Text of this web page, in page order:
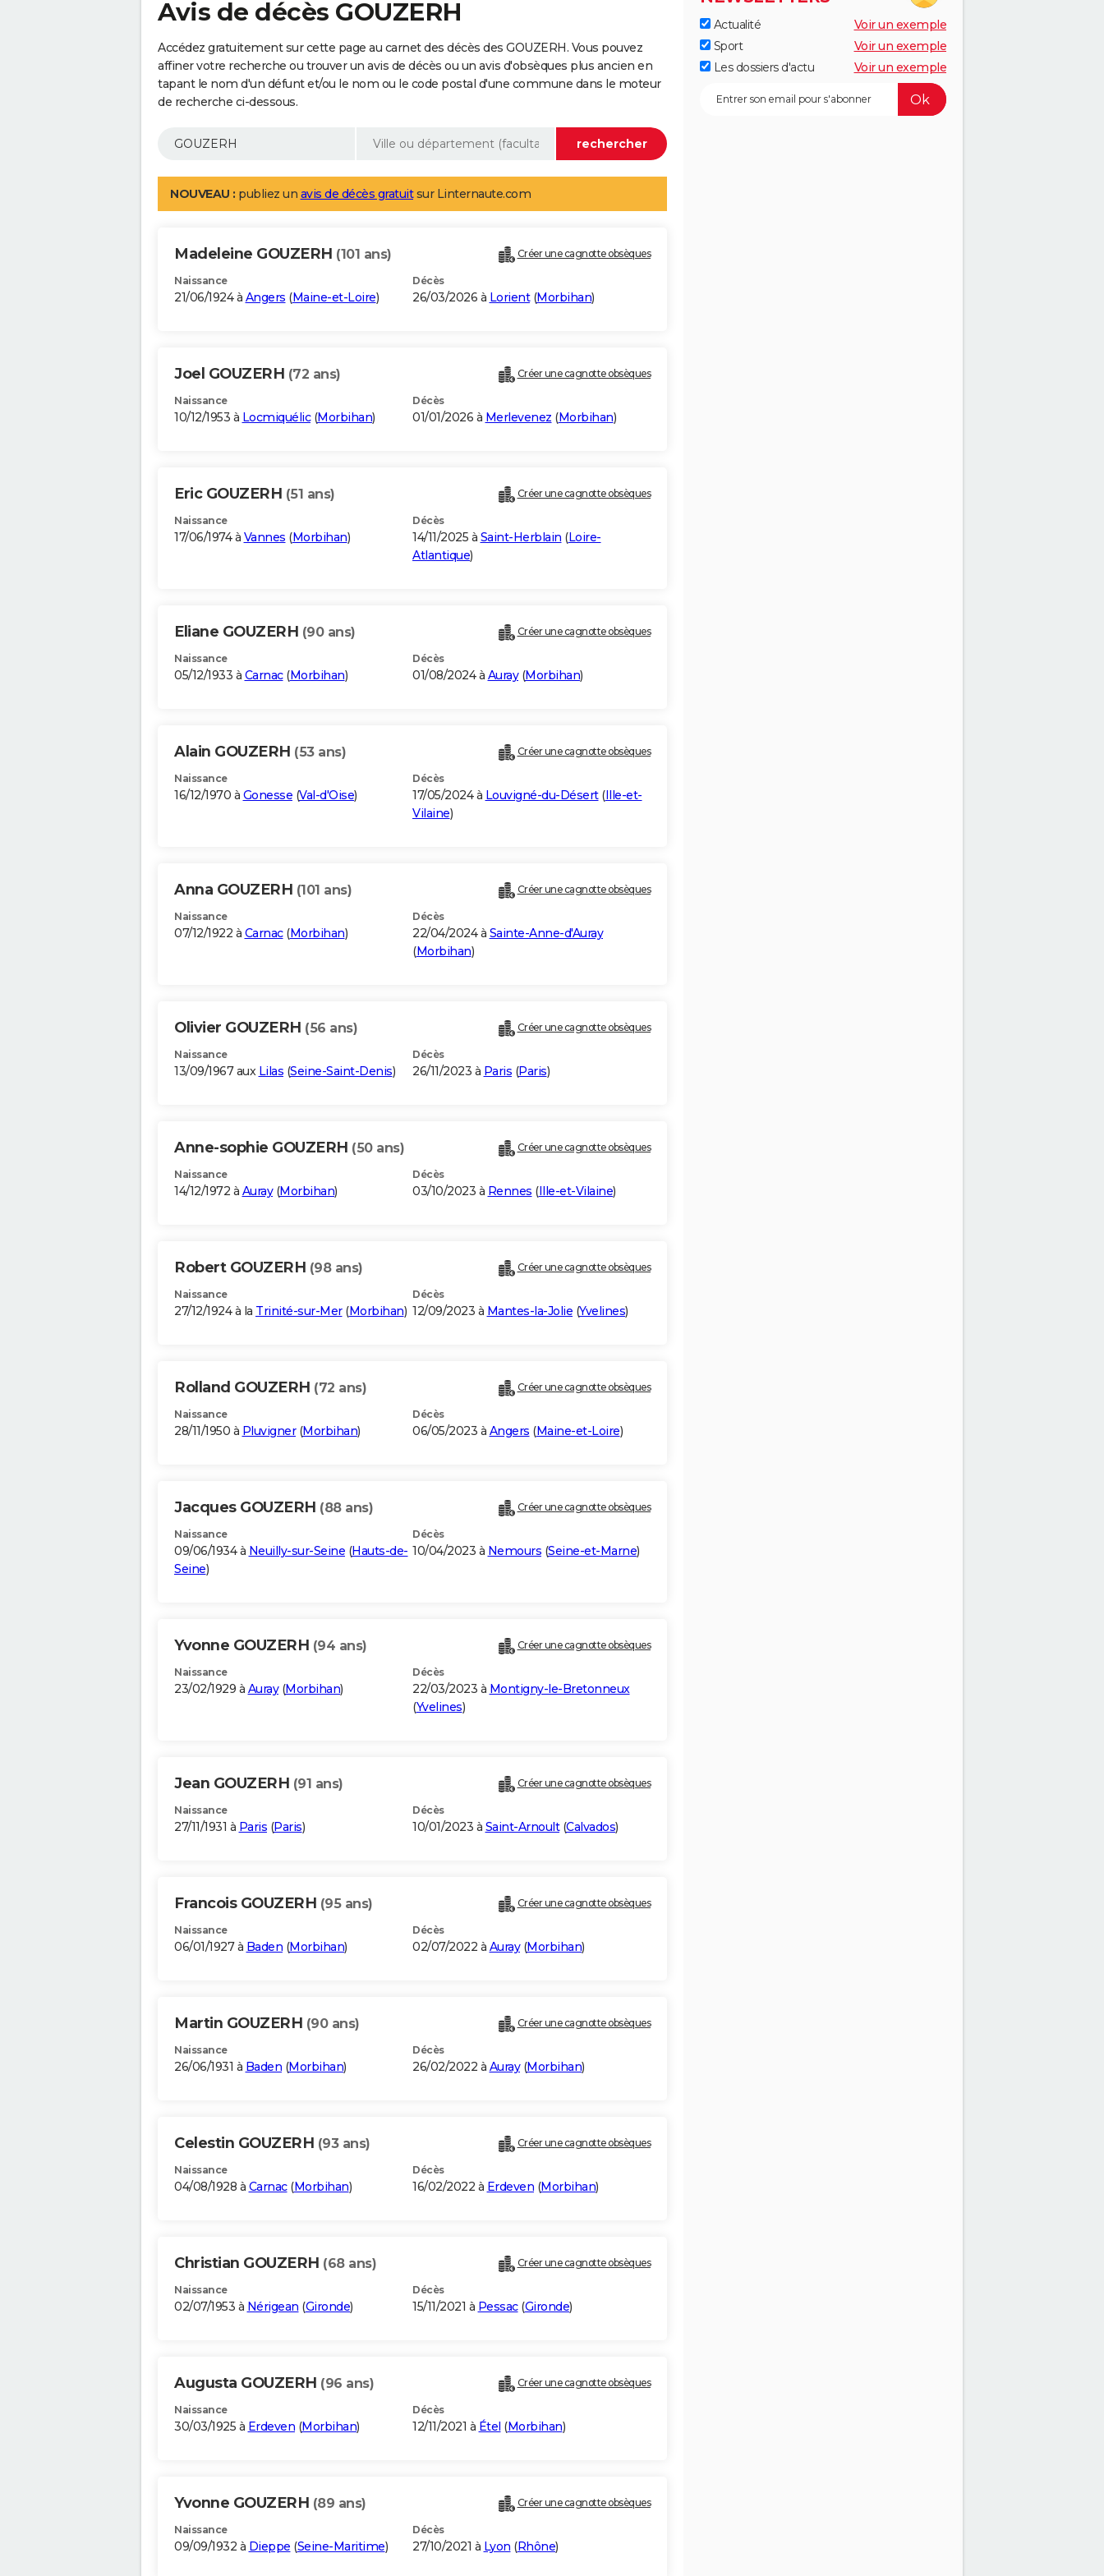
Avis de décès GOUZERH
Accédez gratuitement sur cette page au carnet des décès des GOUZERH. Vous pouvez
affiner votre recherche ou trouver un avis de décès ou un avis d'obsèques plus ancien en
tapant le nom d'un défunt et/ou le nom ou le code postal d'une commune dans le moteur
de recherche ci-dessous.
NOUVEAU : publiez un avis de décès gratuitsur Linternaute.com
Madeleine GOUZERH (101 ans) Créer une cagnotte obsèques
Naissance
21/06/1924 à Angers (Maine-et-Loire)
Décès
26/03/2026 à Lorient(Morbihan)
Joel GOUZERH (72 ans) Créer une cagnotte obsèques
Naissance
10/12/1953 à Locmiquélic(Morbihan)
Décès
01/01/2026 à Merlevenez (Morbihan)
Eric GOUZERH (51 ans) Créer une cagnotte obsèques
Naissance
17/06/1974 à Vannes (Morbihan)
Décès
14/11/2025 à Saint-Herblain (Loire-
Atlantique)
Eliane GOUZERH (90 ans) Créer une cagnotte obsèques
Naissance
05/12/1933 à Carnac(Morbihan)
Décès
01/08/2024 à Auray(Morbihan)
Alain GOUZERH (53 ans) Créer une cagnotte obsèques
Naissance
16/12/1970 à Gonesse (Val-d'Oise)
Décès
17/05/2024 à Louvigné-du-Désert(Ille-et-
Vilaine)
Anna GOUZERH (101 ans) Créer une cagnotte obsèques
Naissance
07/12/1922 à Carnac(Morbihan)
Décès
22/04/2024 à Sainte-Anne-d'Auray
(Morbihan)
Olivier GOUZERH (56 ans) Créer une cagnotte obsèques
Naissance
13/09/1967 aux Lilas (Seine-Saint-Denis)
Décès
26/11/2023 à Paris (Paris)
Anne-sophie GOUZERH (50 ans) Créer une cagnotte obsèques
Naissance
14/12/1972 à Auray(Morbihan)
Décès
03/10/2023 à Rennes (Ille-et-Vilaine)
Robert GOUZERH (98 ans) Créer une cagnotte obsèques
Naissance
27/12/1924 à la Trinité-sur-Mer(Morbihan)
Décès
12/09/2023 à Mantes-la-Jolie (Yvelines)
Rolland GOUZERH (72 ans) Créer une cagnotte obsèques
Naissance
28/11/1950 à Pluvigner(Morbihan)
Décès
06/05/2023 à Angers (Maine-et-Loire)
Jacques GOUZERH (88 ans) Créer une cagnotte obsèques
Naissance
09/06/1934 à Neuilly-sur-Seine (Hauts-de-
Seine)
Décès
10/04/2023 à Nemours (Seine-et-Marne)
Yvonne GOUZERH (94 ans) Créer une cagnotte obsèques
Naissance
23/02/1929 à Auray(Morbihan)
Décès
22/03/2023 à Montigny-le-Bretonneux
(Yvelines)
Jean GOUZERH (91 ans) Créer une cagnotte obsèques
Naissance
27/11/1931 à Paris (Paris)
Décès
10/01/2023 à Saint-Arnoult(Calvados)
Francois GOUZERH (95 ans) Créer une cagnotte obsèques
Naissance
06/01/1927 à Baden (Morbihan)
Décès
02/07/2022 à Auray(Morbihan)
Martin GOUZERH (90 ans) Créer une cagnotte obsèques
Naissance
26/06/1931 à Baden (Morbihan)
Décès
26/02/2022 à Auray(Morbihan)
Celestin GOUZERH (93 ans) Créer une cagnotte obsèques
Naissance
04/08/1928 à Carnac(Morbihan)
Décès
16/02/2022 à Erdeven (Morbihan)
Christian GOUZERH (68 ans) Créer une cagnotte obsèques
Naissance
02/07/1953 à Nérigean (Gironde)
Décès
15/11/2021 à Pessac(Gironde)
Augusta GOUZERH (96 ans) Créer une cagnotte obsèques
Naissance
30/03/1925 à Erdeven (Morbihan)
Décès
12/11/2021 à Étel (Morbihan)
Yvonne GOUZERH (89 ans) Créer une cagnotte obsèques
Naissance
09/09/1932 à Dieppe (Seine-Maritime)
Décès
27/10/2021 à Lyon (Rhône)
Actualité
Voir un exemple
Sport
Voir un exemple
Les dossiers d'actu
Voir un exemple